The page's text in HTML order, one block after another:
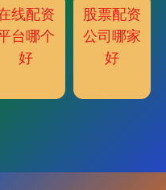
线配资
台哪个
好
股票配资
公司哪家
好